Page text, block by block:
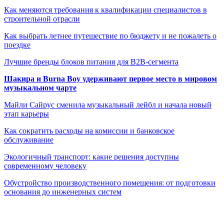
Как меняются требования к квалификации специалистов в
строительной отрасли
Как выбрать летнее путешествие по бюджету и не пожалеть о
поездке
Лучшие бренды блоков питания для B2B-сегмента
Шакира и Burna Boy удерживают первое место в мировом
музыкальном чарте
Майли Сайрус сменила музыкальный лейбл и начала новый
этап карьеры
Как сократить расходы на комиссии и банковское
обслуживание
Экологичный транспорт: какие решения доступны
современному человеку
Обустройство производственного помещения: от подготовки
основания до инженерных систем